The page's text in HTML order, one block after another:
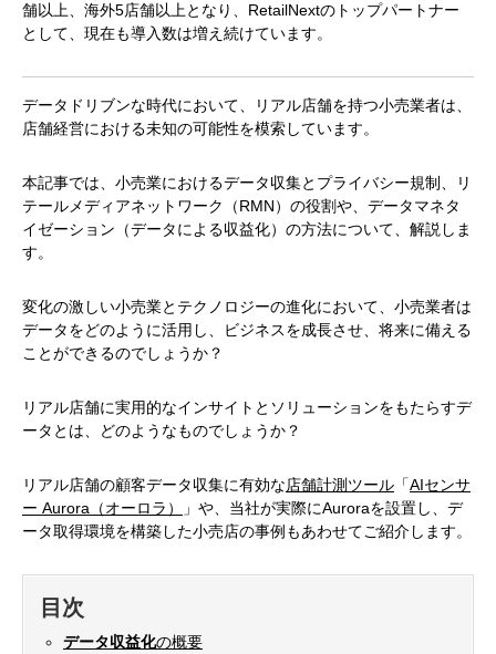
舗以上、海外5店舗以上となり、RetailNextのトップパートナー
として、現在も導入数は増え続けています。
データドリブンな時代において、リアル店舗を持つ小売業者は、
店舗経営における未知の可能性を模索しています。
本記事では、小売業におけるデータ収集とプライバシー規制、リ
テールメディアネットワーク（RMN）の役割や、データマネタ
イゼーション（データによる収益化）の方法について、解説しま
す。
変化の激しい小売業とテクノロジーの進化において、小売業者は
データをどのように活用し、ビジネスを成長させ、将来に備える
ことができるのでしょうか？
リアル店舗に実用的なインサイトとソリューションをもたらすデ
ータとは、どのようなものでしょうか？
リアル店舗の顧客データ収集に有効な店舗計測ツール 「AIセンサ
ー Aurora（オーロラ）
」や、当社が実際にAuroraを設置し、デ
ータ取得環境を構築した小売店の事例もあわせてご紹介します。
目次
データ収益化の概要